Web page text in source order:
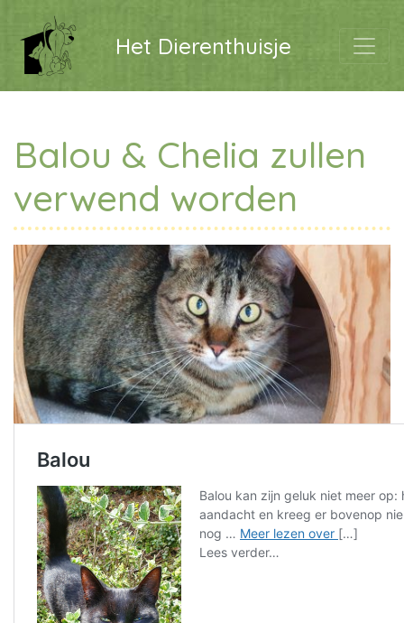
Het Dierenthuisje
Balou & Chelia zullen
verwend worden